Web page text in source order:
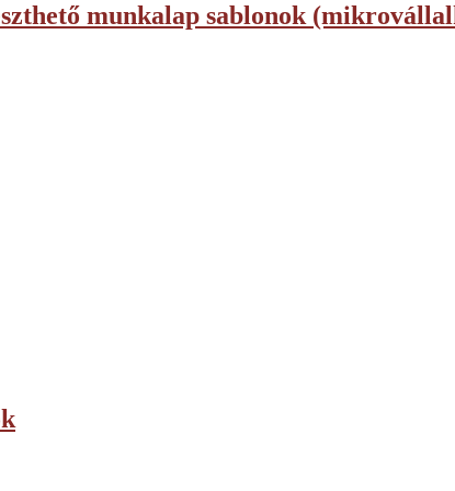
munkalap sablonok